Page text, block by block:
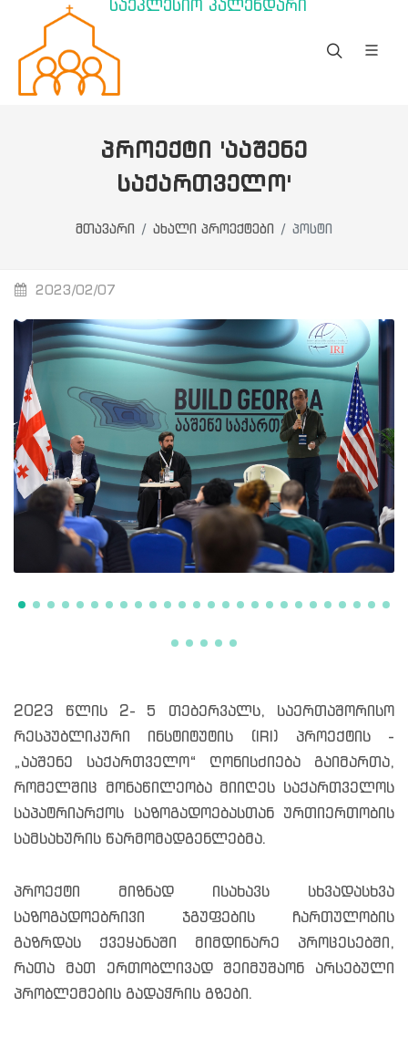
საეკლესიო კალენდარი
ᲞᲠᲝᲔᲥᲢᲘ 'ᲐᲐᲨᲔᲜᲔ
ᲡᲐᲥᲐᲠᲗᲕᲔᲚᲝ'
მთავარი ახალი პროექტები პოსტი
2023/02/07
2023 წლის 2- 5 თებერვალს, საერთაშორისო
რესპუბლიკური ინსტიტუტის (IRI) პროექტის -
„ააშენე საქართველო“ ღონისძიება გაიმართა,
რომელშიც მონაწილეობა მიიღეს საქართველოს
საპატრიარქოს საზოგადოებასთან ურთიერთობის
სამსახურის წარმომადგენლებმა.
პროექტი მიზნად ისახავს სხვადასხვა
საზოგადოებრივი ჯგუფების ჩართულობის
გაზრდას ქვეყანაში მიმდინარე პროცესებში,
რათა მათ ერთობლივად შეიმუშაონ არსებული
პრობლემების გადაჭრის გზები.